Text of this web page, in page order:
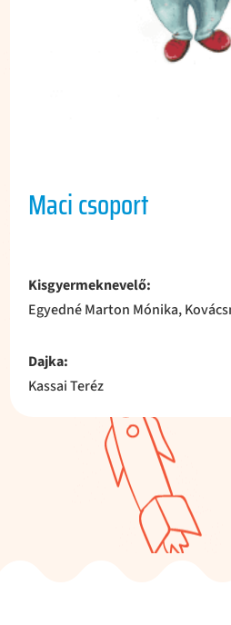
Maci csoport
Kisgyermeknevelő:
Egyedné Marton Mónika,
Dajka:
Kassai Teréz